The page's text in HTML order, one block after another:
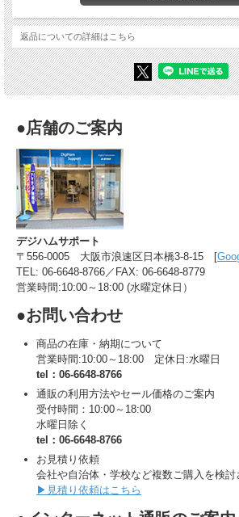
返品についての詳細はこちら
●店舗のご案内
デジハムサポート
〒556-0005 大阪市浪速区日本橋3-8-15 [
TEL: 06-6648-8766／FAX: 06-6648-8779
営業時間:10:00～18:00 (水曜定休日）
●お問い合わせ
商品の在庫・納期について
営業時間:10:00～18:00 定休日:水曜日
tel：06-6648-8766
通販の利用方法やセール価格のご案内
受付時間：10:00～18:00
水曜日除く
tel：06-6648-8766
お見積り依頼
会社や自治体・学校など複数ご購入を検討
▶見積り依頼はこちら